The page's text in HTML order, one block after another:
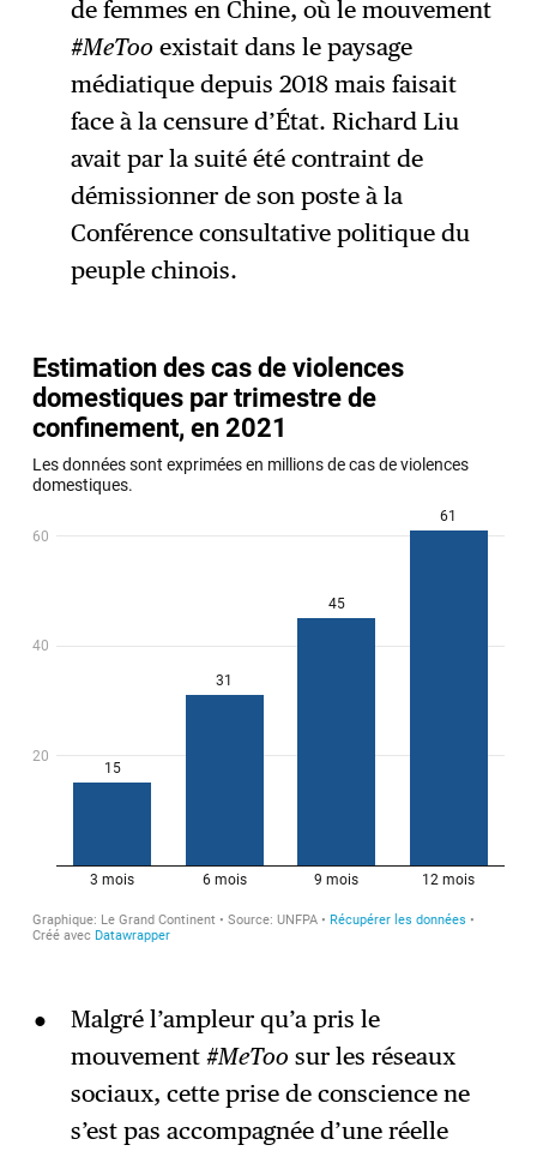
de femmes en Chine, où le mouvement
#MeToo existait dans le paysage
médiatique depuis 2018 mais faisait
face à la censure d’État. Richard Liu
avait par la suité été contraint de
démissionner de son poste à la
Conférence consultative politique du
peuple chinois.
Malgré l’ampleur qu’a pris le
mouvement #MeToo sur les réseaux
sociaux, cette prise de conscience ne
s’est pas accompagnée d’une réelle